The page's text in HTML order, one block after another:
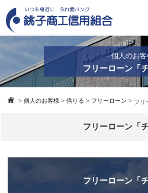
- 個人のお
フリーローン「
>個人のお客様 >借りる > フリーローン > フリ
フリーローン「
フリーローン「